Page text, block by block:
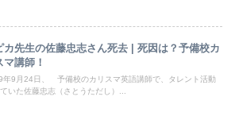
カ先生の佐藤忠志さん死去 | 死因は？予備校カ
マ講師！
年9月24日、 予備校のカリスマ英語講師で、タレント活動
いた佐藤忠志（さとうただし）...